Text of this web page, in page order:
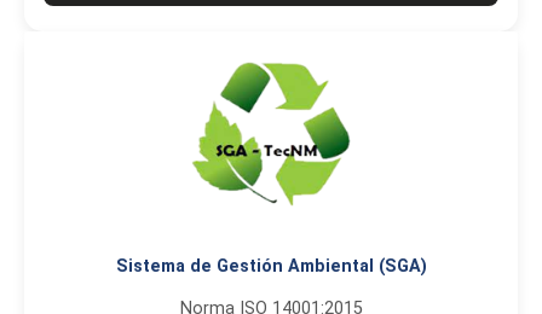
Sistema de Gestión Ambiental (SGA)
Norma ISO 14001:2015